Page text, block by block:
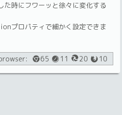
た時にフワーッと徐々に変化する
プロパティで細かく設定できま
65 11 20 10